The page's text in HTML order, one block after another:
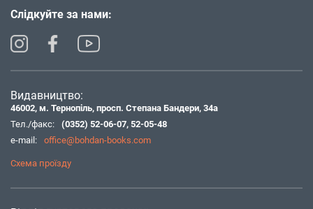
Слідкуйте за нами:
Видавництво:
46002, м. Тернопіль, просп. Степана Бандери, 34а
Тел./факс:
(0352) 52-06-07, 52-05-48
e-mail:
office@bohdan-books.com
Схема проїзду